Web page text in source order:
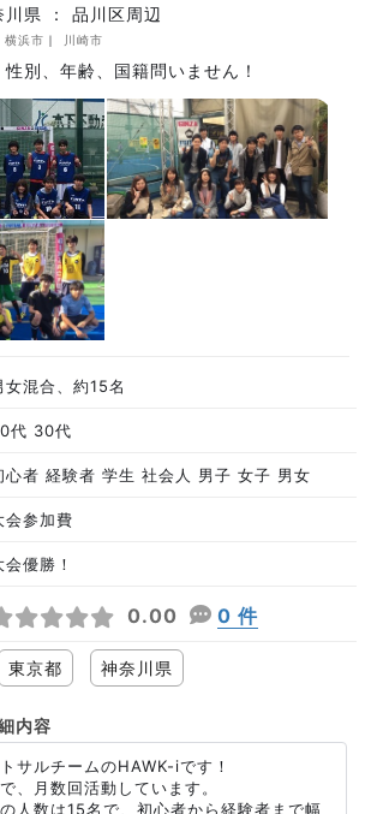
県 ： 品川区周辺
横浜市 川崎市
別、年齢、国籍問いません！
女混合、約15名
代 30代
心者 経験者 学生 社会人 男子 女子 男女
会参加費
会優勝！
0.00 0 件
東京都 神奈川県
内容
サルチームのHAWK-iです！
、月数回活動しています。
人数は15名で、初心者から経験者まで幅